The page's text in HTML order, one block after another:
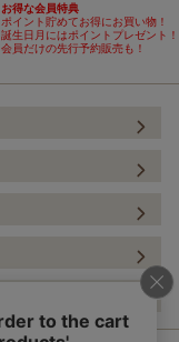
お得な会員特典
ポイント貯めてお得にお買い物！
誕生日月にはポイントプレゼント！
会員だけの先行予約販売も！